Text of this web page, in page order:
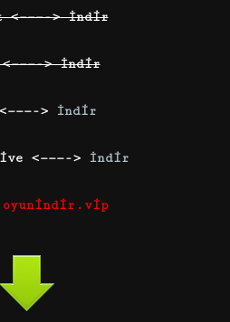
<———-> İndir
<———-> İndir
> İndir
<———-> İndir